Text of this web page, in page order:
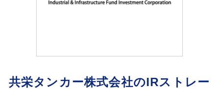
共栄タンカー株式会社のIRストレー